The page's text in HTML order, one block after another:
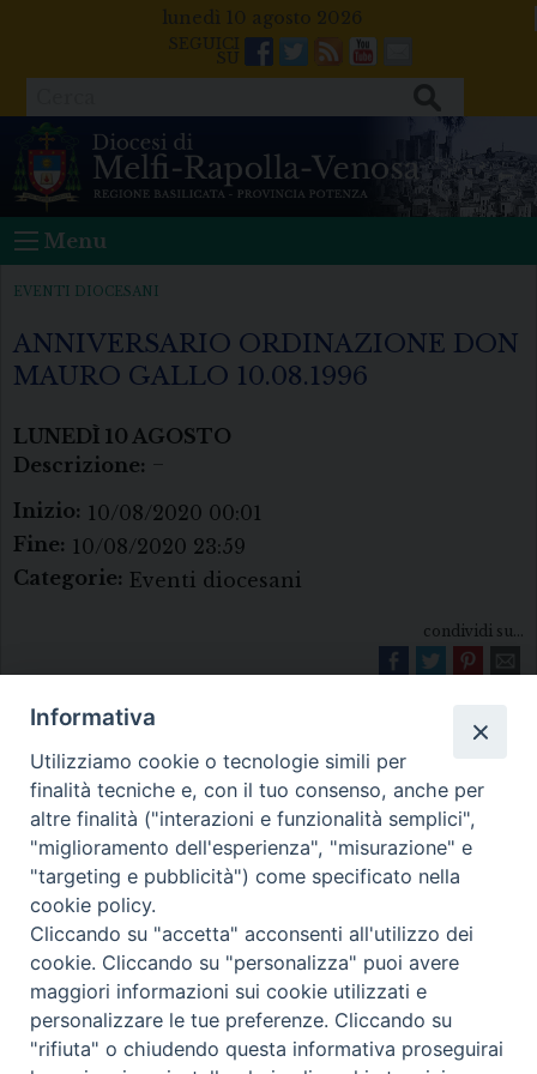
lunedì 10 agosto 2026
Facebook
Twitter
FeedsYoutube
Mail
Menu
EVENTI DIOCESANI
ANNIVERSARIO ORDINAZIONE DON
MAURO GALLO 10.08.1996
LUNEDÌ 10 AGOSTO
Descrizione: –
Inizio: 10/08/2020 00:01
Fine: 10/08/2020 23:59
Categorie: Eventi diocesani
condividi su...
Diocesi di Melfi Rapolla Venosa
• Largo Duomo, 12 - 85025 MELFI (PZ) •
Tel. 0972238604
PEC ufficiale della Diocesi:
diocesi.melfi_rapolla_venosa@legalmail.it
Informativa
Utilizziamo cookie o tecnologie simili per
finalità tecniche e, con il tuo consenso, anche per
altre finalità ("interazioni e funzionalità semplici",
"miglioramento dell'esperienza", "misurazione" e
"targeting e pubblicità") come specificato nella
cookie policy.
Cliccando su "accetta" acconsenti all'utilizzo dei
cookie. Cliccando su "personalizza" puoi avere
maggiori informazioni sui cookie utilizzati e
personalizzare le tue preferenze. Cliccando su
"rifiuta" o chiudendo questa informativa proseguirai